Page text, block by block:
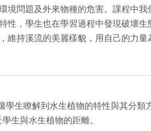
問題及外來物種的危害。課程中
，學生也在學習過程中發現破壞
持溪流的美麗樣貌，用自己的力量
學生瞭解到水生植物的特性與其分類
生與水生植物的距離。